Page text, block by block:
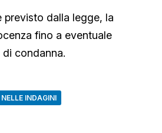
previsto dalla legge, la
fino a eventuale
condanna.
INDAGINI